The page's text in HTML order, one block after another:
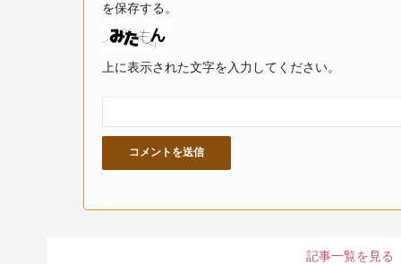
を保存する。
上に表示された文字を入力してください。
記事一覧を見る